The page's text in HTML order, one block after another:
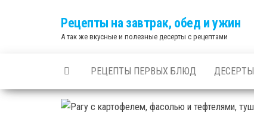
Рецепты на завтрак, обед и ужин
А так же вкусные и полезные десерты с рецептами
РЕЦЕПТЫ ПЕРВЫХ БЛЮД ДЕСЕРТЫ